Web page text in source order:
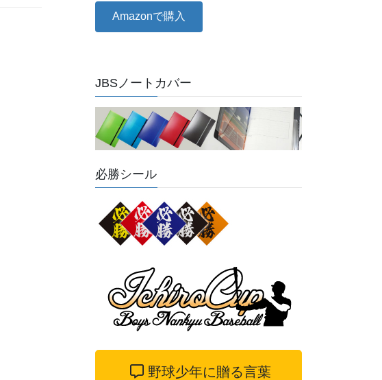
Amazonで購入
JBSノートカバー
必勝シール
野球少年に贈る言葉